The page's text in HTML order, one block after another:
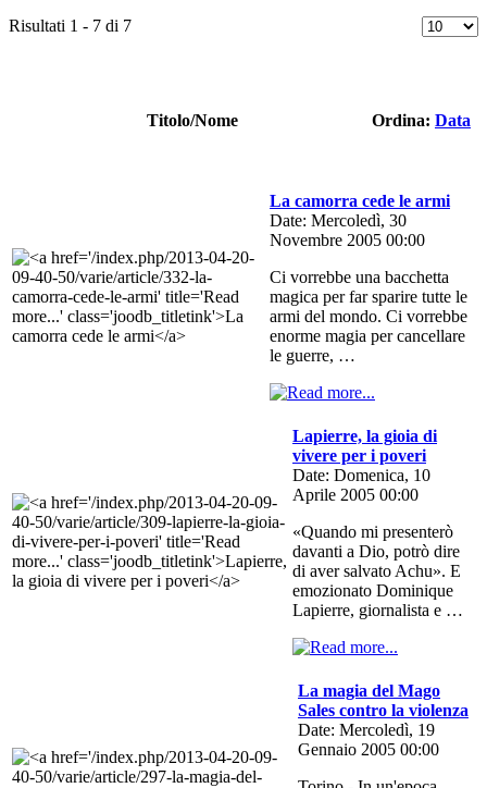
Risultati 1 - 7 di 7
Titolo/Nome Ordina: Data
La camorra cede le armi
Date: Mercoledì, 30
Novembre 2005 00:00
Ci vorrebbe una bacchetta
magica per far sparire tutte le
armi del mondo. Ci vorrebbe
enorme magia per cancellare
le guerre, …
Lapierre, la gioia di
vivere per i poveri
Date: Domenica, 10
Aprile 2005 00:00
«Quando mi presenterò
davanti a Dio, potrò dire
di aver salvato Achu». E
emozionato Dominique
Lapierre, giornalista e …
La magia del Mago
Sales contro la violenza
Date: Mercoledì, 19
Gennaio 2005 00:00